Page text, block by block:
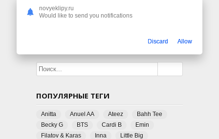
ПОПУЛЯРНЫЕ ТЕГИ
Anitta Anuel AA Ateez
Bahh Tee
Becky G
BTS Cardi B
Emin
Filatov & Karas
Inna
Little Big
novyeklipy.ru
Would like to send you notifications
Discard Allow